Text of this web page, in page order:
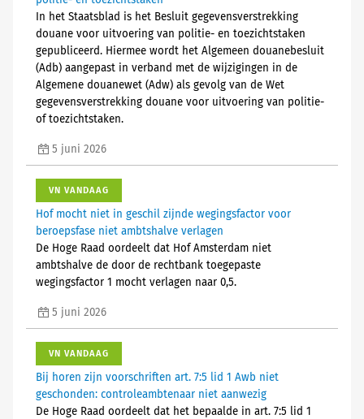
In het Staatsblad is het Besluit gegevensverstrekking
douane voor uitvoering van politie- en toezichtstaken
gepubliceerd. Hiermee wordt het Algemeen douanebesluit
(Adb) aangepast in verband met de wijzigingen in de
Algemene douanewet (Adw) als gevolg van de Wet
gegevensverstrekking douane voor uitvoering van politie-
of toezichtstaken.
5 juni 2026
VN VANDAAG
Hof mocht niet in geschil zijnde wegingsfactor voor
beroepsfase niet ambtshalve verlagen
De Hoge Raad oordeelt dat Hof Amsterdam niet
ambtshalve de door de rechtbank toegepaste
wegingsfactor 1 mocht verlagen naar 0,5.
5 juni 2026
VN VANDAAG
Bij horen zijn voorschriften art. 7:5 lid 1 Awb niet
geschonden: controleambtenaar niet aanwezig
De Hoge Raad oordeelt dat het bepaalde in art. 7:5 lid 1